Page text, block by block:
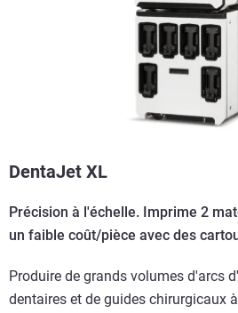
DentaJet XL
Précision à l'échelle. Imprime 2
un faible coût/pièce avec des
Produire de grands volumes d'arcs
dentaires et de guides chirurgicaux